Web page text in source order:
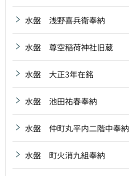
水盤 浅野喜兵衛奉納
水盤 尊空稲荷神社旧蔵
水盤 大正3年在銘
水盤 池田祐春奉納
水盤 仲町丸平内二階中奉納
水盤 町火消九組奉納